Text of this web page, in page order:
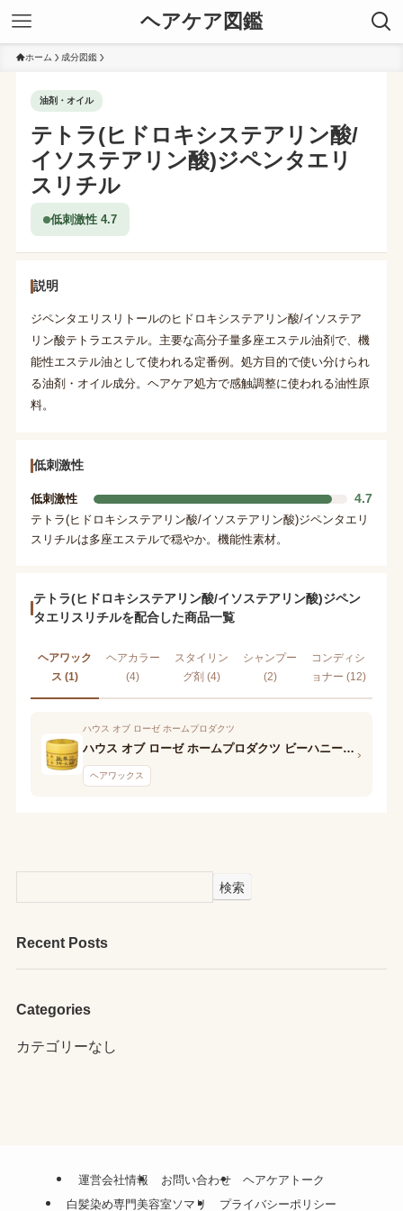
ヘアケア図鑑
ホーム 成分図鑑
油剤・オイル
テトラ(ヒドロキシステアリン酸/
イソステアリン酸)ジペンタエリ
スリチル
低刺激性 4.7
説明
ジペンタエリスリトールのヒドロキシステアリン酸/イソステア
リン酸テトラエステル。主要な高分子量多座エステル油剤で、機
能性エステル油として使われる定番例。処方目的で使い分けられ
る油剤・オイル成分。ヘアケア処方で感触調整に使われる油性原
料。
低刺激性
低刺激性 4.7
テトラ(ヒドロキシステアリン酸/イソステアリン酸)ジペンタエリ
スリチルは多座エステルで穏やか。機能性素材。
テトラ(ヒドロキシステアリン酸/イソステアリン酸)ジペン
タエリスリチルを配合した商品一覧
ヘアワック
ス (1)
ヘアカラー
(4)
スタイリン
グ剤 (4)
シャンプー
(2)
コンディシ
ョナー (12)
ハウス オブ ローゼ ホームプロダクツ
ハウス オブ ローゼ ホームプロダクツ ビーハニー 越冬バーム
ヘアワックス
›
検索
Recent Posts
Categories
カテゴリーなし
運営会社情報 お問い合わせ
ヘアケアトーク
白髪染め専門美容室ソマリ
プライバシーポリシー